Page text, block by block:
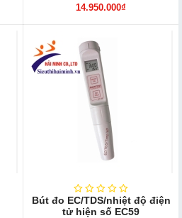
14.950.000₫
Bút đo EC/TDS/nhiệt độ điện
tử hiện số EC59